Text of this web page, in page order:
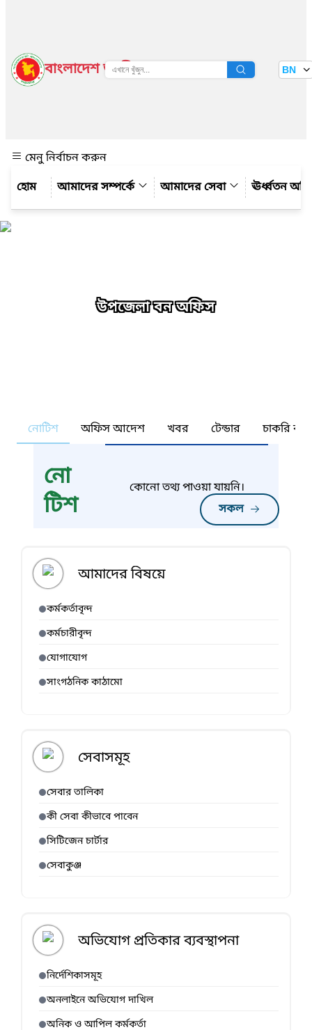
বাংলাদেশ জাতীয় তথ্য বাতায়ন BN
মেনু নির্বাচন করুন
আমাদের সম্পর্কে
আমাদের সেবা ঊর্ধ্বতন
উপজেলা বন অফিস
নোটিশ অফিস আদেশ খবর টেন্ডার চাকরি
নো
টিশ
সকল
কোনো তথ্য পাওয়া যায়নি।
আমাদের বিষয়ে
কর্মকর্তাবৃন্দ
কর্মচারীবৃন্দ
যোগাযোগ
সাংগঠনিক কাঠামো
সেবাসমূহ
সেবার তালিকা
কী সেবা কীভাবে পাবেন
সিটিজেন চার্টার
সেবাকুঞ্জ
অভিযোগ প্রতিকার ব্যবস্থাপনা
নির্দেশিকাসমূহ
অনলাইনে অভিযোগ দাখিল
অনিক ও আপিল কর্মকর্তা